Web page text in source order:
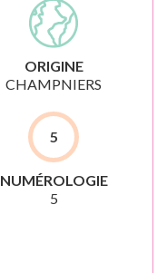
ORIGINE
CHAMPNIERS
5
NUMÉROLOGIE
5